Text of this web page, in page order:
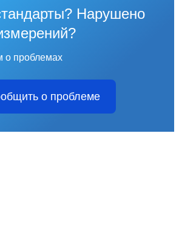
Нарушено
о проблемах
о проблеме